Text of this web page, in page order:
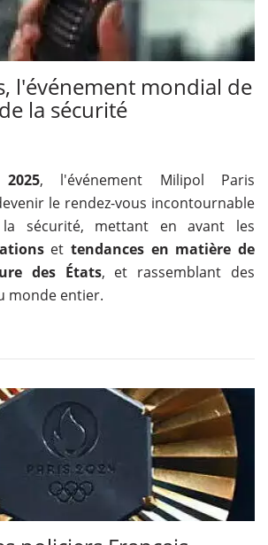
l'événement mondial de
la sécurité
, l'événement Milipol Paris
le rendez-vous incontournable
sécurité, mettant en avant les
ettendances en matière de
des États, et rassemblant des
monde entier.